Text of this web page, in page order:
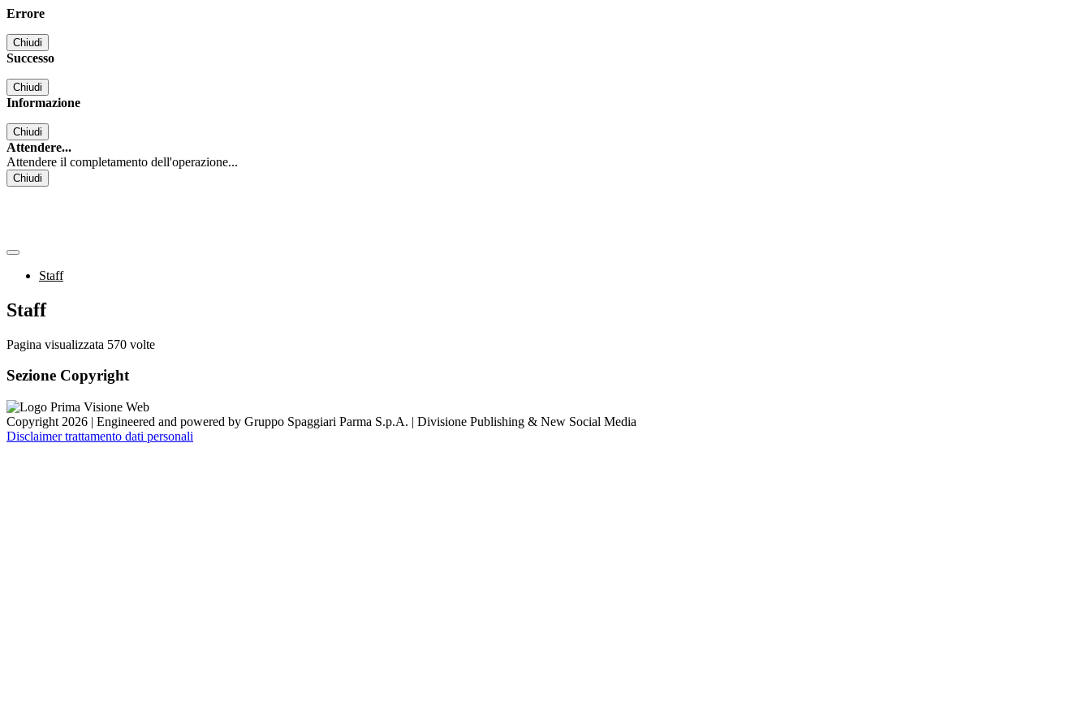
Errore
Chiudi
Successo
Chiudi
Informazione
Chiudi
Attendere...
Attendere il completamento dell'operazione...
Chiudi
Staff
Staff
Pagina visualizzata 570 volte
Sezione Copyright
Copyright 2026 | Engineered and powered by Gruppo Spaggiari Parma S.p.A. | Divisione Publishing & New Social Media
Disclaimer trattamento dati personali